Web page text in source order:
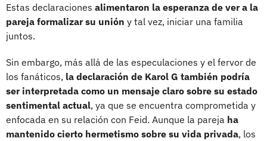
Estas declaraciones alimentaron la esperanza de ver a la
pareja formalizar su unión y tal vez, iniciar una familia
juntos.
Sin embargo, más allá de las especulaciones y el fervor de
los fanáticos, la declaración de Karol G también podría
ser interpretada como un mensaje claro sobre su estado
sentimental actual, ya que se encuentra comprometida y
enfocada en su relación con Feid. Aunque la pareja ha
mantenido cierto hermetismo sobre su vida privada, los